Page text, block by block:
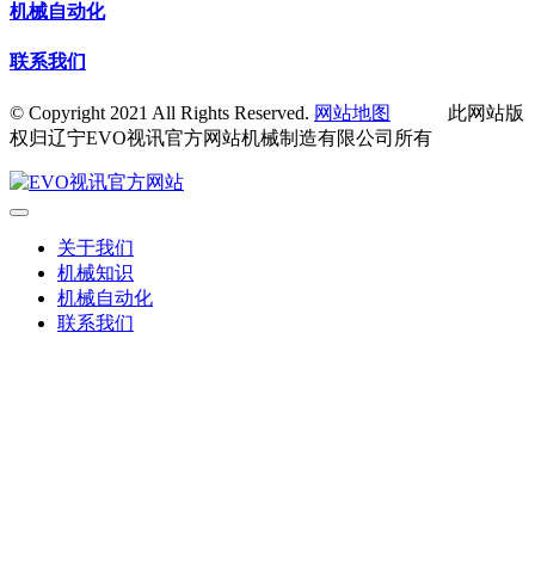
机械自动化
联系我们
© Copyright 2021 All Rights Reserved. 网站地图
此网站版
权归辽宁EVO视讯官方网站机械制造有限公司所有
关于我们
机械知识
机械自动化
联系我们